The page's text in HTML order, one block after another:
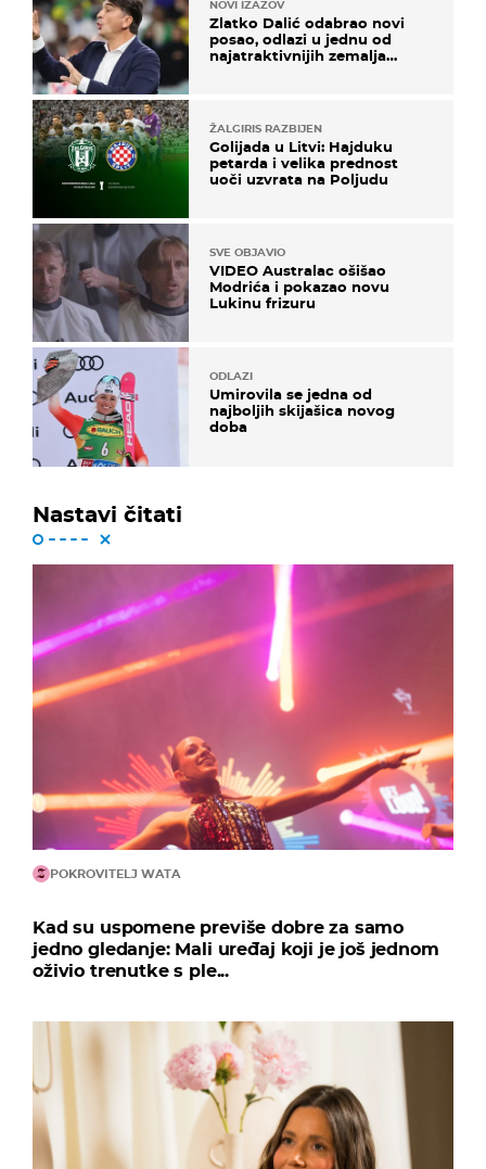
NOVI IZAZOV
Zlatko Dalić odabrao novi
posao, odlazi u jednu od
najatraktivnijih zemalja
ŽALGIRIS RAZBIJEN
Golijada u Litvi: Hajduku
petarda i velika prednost
uoči uzvrata na Poljudu
SVE OBJAVIO
VIDEO Australac ošišao
Modrića i pokazao novu
Lukinu frizuru
ODLAZI
Umirovila se jedna od
najboljih skijašica novog
doba
Nastavi čitati
POKROVITELJ WATA
Kad su uspomene previše dobre za samo
jedno gledanje: Mali uređaj koji je još jednom
oživio trenutke s ple...